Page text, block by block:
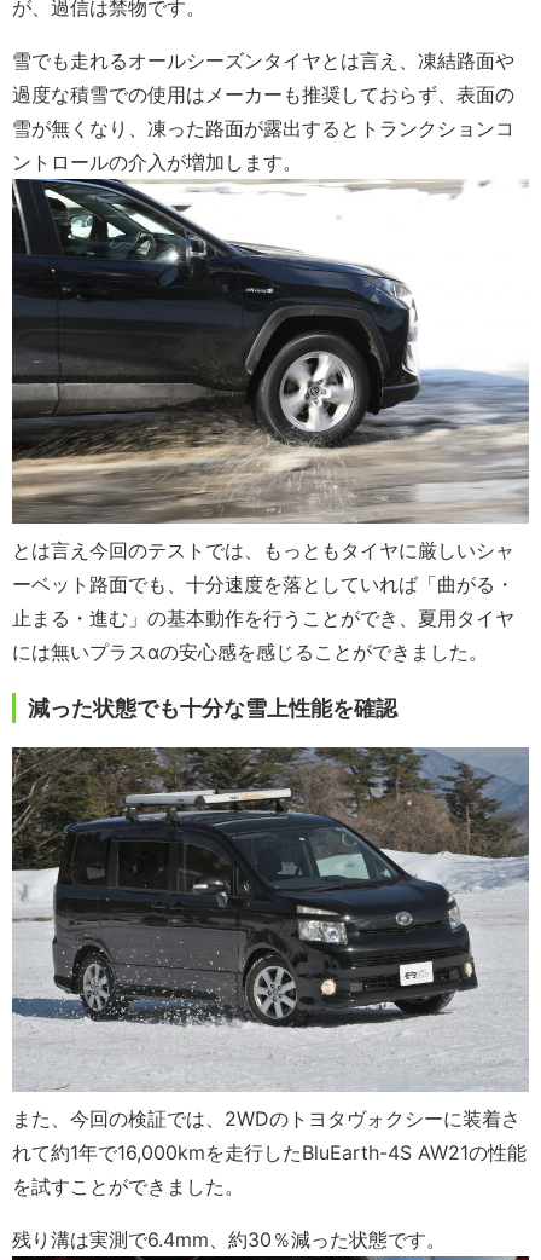
が、過信は禁物です。
雪でも走れるオールシーズンタイヤとは言え、凍結路面や
過度な積雪での使用はメーカーも推奨しておらず、表面の
雪が無くなり、凍った路面が露出するとトランクションコ
ントロールの介入が増加します。
とは言え今回のテストでは、もっともタイヤに厳しいシャ
ーベット路面でも、十分速度を落としていれば「曲がる・
止まる・進む」の基本動作を行うことができ、夏用タイヤ
には無いプラスαの安心感を感じることができました。
減った状態でも十分な雪上性能を確認
また、今回の検証では、2WDのトヨタヴォクシーに装着さ
れて約1年で16,000kmを走行したBluEarth-4S AW21の性能
を試すことができました。
残り溝は実測で6.4mm、約30％減った状態です。